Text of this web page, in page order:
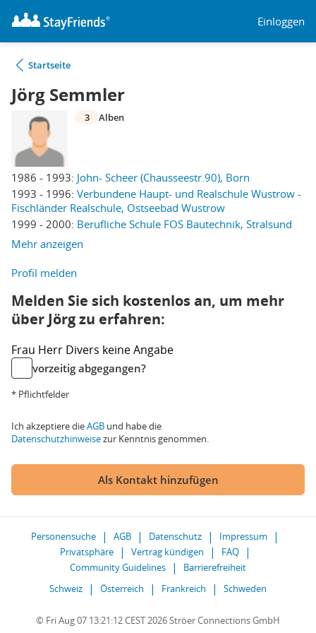
Einloggen
Startseite
Jörg Semmler
1986 - 1993: John- Scheer (Chausseestr.90), Born
1993 - 1996: Verbundene Haupt- und Realschule Wustrow -
Fischländer Realschule, Ostseebad Wustrow
1999 - 2000: Berufliche Schule FOS Bautechnik, Stralsund
Mehr anzeigen
3 Alben
Profil melden
Melden Sie sich kostenlos an, um mehr
über Jörg zu erfahren:
Frau Herr Divers keine Angabe
vorzeitig abgegangen?
* Pflichtfelder
Ich akzeptiere dieAGB und habe die
Datenschutzhinweisezur Kenntnis genommen.
Als Kontakt hinzufügen
Personensuche AGB Datenschutz
Impressum
Privatsphäre
Vertrag kündigen
FAQ
Community Guidelines
Barrierefreiheit
Schweiz
Österreich Frankreich Schweden
© Fri Aug 07 13:21:12 CEST 2026 Ströer Connections GmbH